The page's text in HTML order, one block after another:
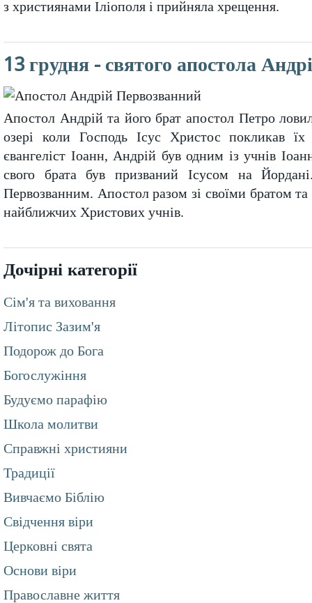
з християнами Іліополя і прийняла хрещення.
13 грудня - святого апостола
Апостол Андрій та його брат апостол Петро
озері коли Господь Ісус Христос покликав
євангеліст Іоанн, Андрій був одним із учнів
свого брата був призваний Ісусом на
Первозванним. Апостол разом зі своїми братом
найближчих Христових учнів.
Дочірні категорії
Сім'я та виховання
Літопис Зазим'я
Подорож до Бога
Богослужіння
Будуємо парафію
Школа молитви
Справжні християни
Традиції
Вивчаємо Біблію
Свідчення віри
Церковні свята
Основи віри
Православне життя